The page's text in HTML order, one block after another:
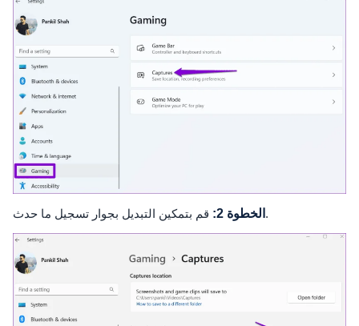
الخطوة 2: قم بتمكين التبديل بجوار تسجيل ما حدث.